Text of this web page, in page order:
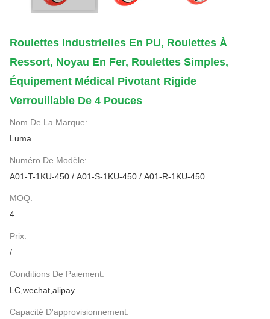
Roulettes Industrielles En PU, Roulettes À
Ressort, Noyau En Fer, Roulettes Simples,
Équipement Médical Pivotant Rigide
Verrouillable De 4 Pouces
Nom De La Marque:
Luma
Numéro De Modèle:
A01-T-1KU-450 / A01-S-1KU-450 / A01-R-1KU-450
MOQ:
4
Prix:
/
Conditions De Paiement:
LC,wechat,alipay
Capacité D'approvisionnement: